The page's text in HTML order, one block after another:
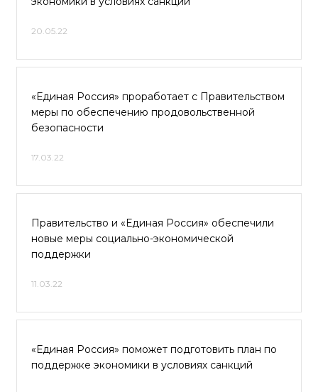
20.05.22
«Единая Россия» проработает с Правительством
меры по обеспечению продовольственной
безопасности
17.03.22
Правительство и «Единая Россия» обеспечили
новые меры социально-экономической
поддержки
11.03.22
«Единая Россия» поможет подготовить план по
поддержке экономики в условиях санкций